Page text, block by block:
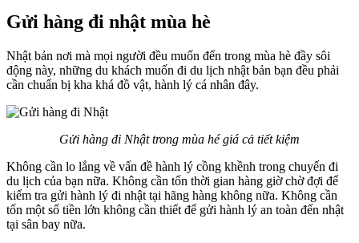
Gửi hàng đi nhật mùa hè
Nhật bản nơi mà mọi người đều muốn đến trong mùa hè đầy sôi
động này, những du khách muốn đi du lịch nhật bản bạn đều phải
cần chuẩn bị kha khá đồ vật, hành lý cá nhân đây.
Gửi hàng đi Nhật trong mùa hé giá cả tiết kiệm
Không cần lo lắng về vấn đề hành lý cồng khềnh trong chuyến đi
du lịch của bạn nữa. Không cần tốn thời gian hàng giờ chờ đợi để
kiểm tra gửi hành lý đi nhật tại hãng hàng không nữa. Không cần
tốn một số tiền lớn không cần thiết để gửi hành lý an toàn đến nhật
tại sân bay nữa.